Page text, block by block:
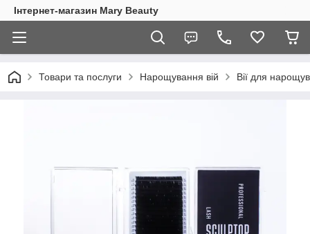
Інтернет-магазин Mary Beauty
Товари та послуги Нарощування вій Вії для